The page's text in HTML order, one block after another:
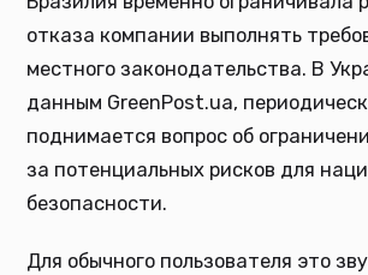
отказа компании выполнять
местного законодательства. В
данным GreenPost.ua,
поднимается вопрос об
за потенциальных рисков для
безопасности.
Для обычного пользователя это